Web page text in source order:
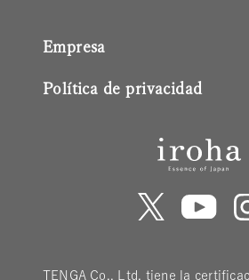
Empresa
Política de privacidad
TENGA Co., Ltd. tiene la